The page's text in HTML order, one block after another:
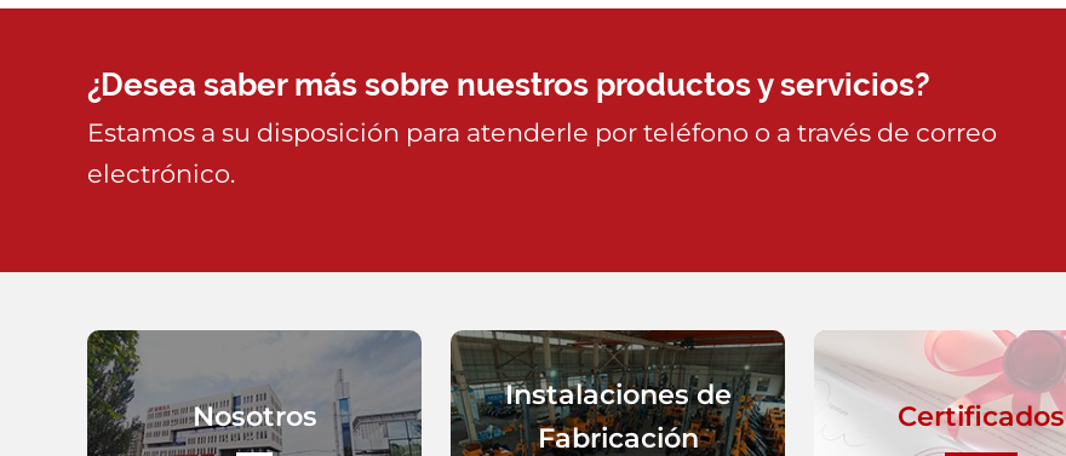
¿Desea saber más sobre nuestros productos y servicios?
Estamos a su disposición para atenderle por teléfono o a través de correo
electrónico.
Nosotros
Instalaciones de
Fabricación
Certificados